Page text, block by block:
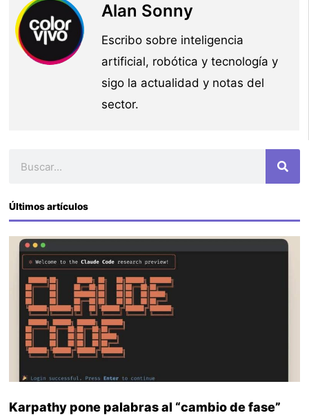
Alan Sonny
Escribo sobre inteligencia
artificial, robótica y tecnología y
sigo la actualidad y notas del
sector.
Últimos artículos
Karpathy pone palabras al “cambio de fase”